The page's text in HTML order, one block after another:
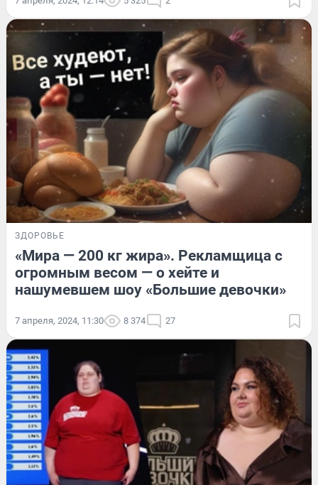
ЗДОРОВЬЕ
«Мира — 200 кг жира». Рекламщица с
огромным весом — о хейте и
нашумевшем шоу «Большие девочки»
7 апреля, 2024, 11:30 8 374 27